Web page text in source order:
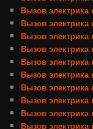
Вызов электрика
Вызов электрика
Вызов электрика
Вызов электрика
Вызов электрика
Вызов электрика
Вызов
Вызов электрика
Вызов электрика
Вызов электрика